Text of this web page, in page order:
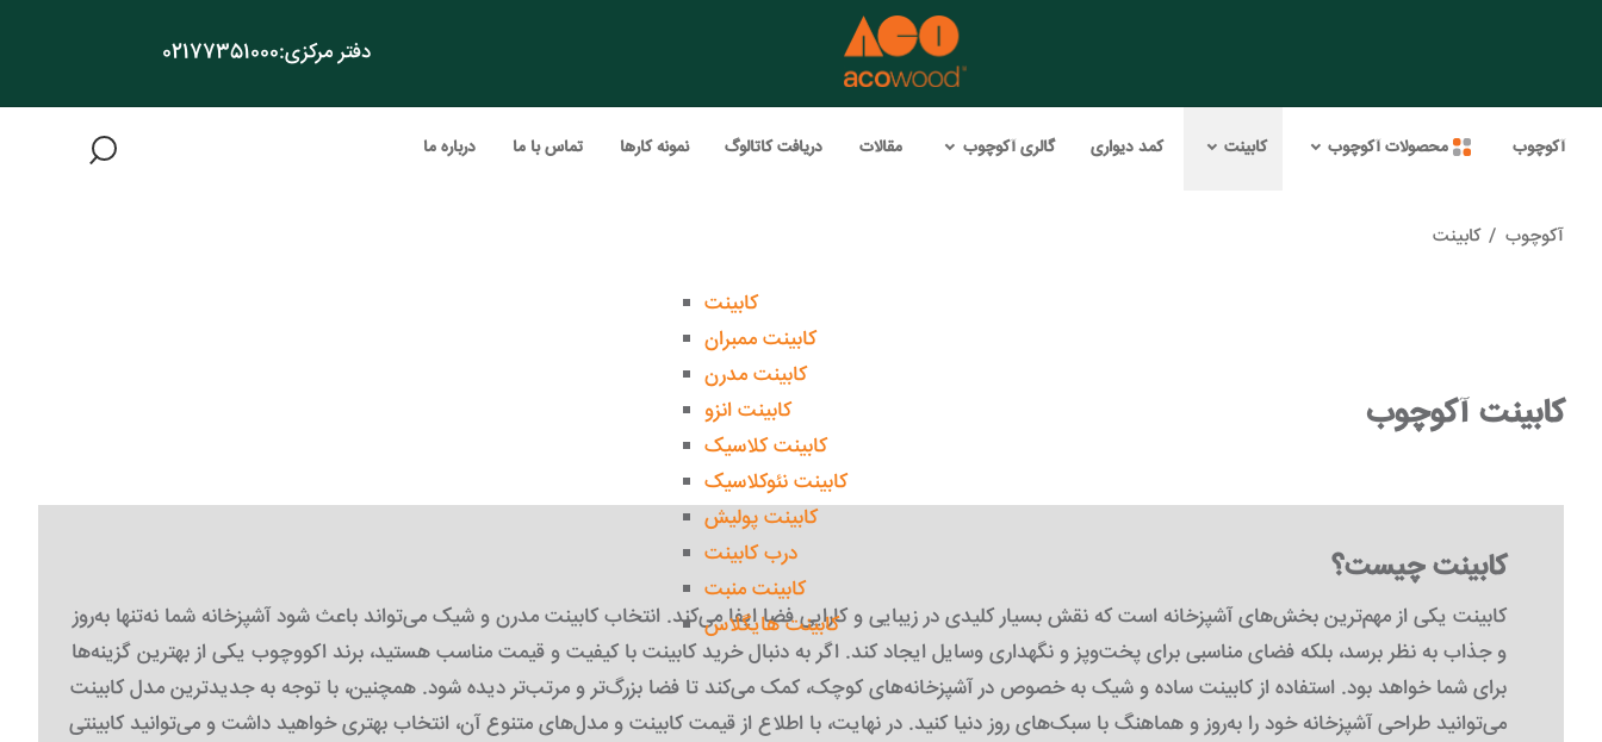
دفتر مرکزی:02177351000
آکوچوب محصولات آکوچوب کابینت کمد دیواری گالری آکوچوب مقالات دریافت کاتالوگ نمونه کارها تماس با ما درباره ما
آکوچوب / کابینت
کابینت
کابینت ممبران
کابینت مدرن
کابینت انزو
کابینت کلاسیک
کابینت نئوکلاسیک
کابینت پولیش
درب کابینت
کابینت منبت
کابینت هایگلاس
کابینت آکوچوب
کابینت چیست؟
کابینت یکی از مهم‌ترین بخش‌های آشپزخانه است که نقش بسیار کلیدی در زیبایی و کارایی فضا ایفا می‌کند. انتخاب کابینت مدرن و شیک می‌تواند باعث شود آشپزخانه شما نه‌تنها به‌روز
و جذاب به نظر برسد، بلکه فضای مناسبی برای پخت‌وپز و نگهداری وسایل ایجاد کند. اگر به دنبال خرید کابینت با کیفیت و قیمت مناسب هستید، برند اکووچوب یکی از بهترین گزینه‌ها
برای شما خواهد بود. استفاده از کابینت ساده و شیک به خصوص در آشپزخانه‌های کوچک، کمک می‌کند تا فضا بزرگ‌تر و مرتب‌تر دیده شود. همچنین، با توجه به جدیدترین مدل کابینت
می‌توانید طراحی آشپزخانه خود را به‌روز و هماهنگ با سبک‌های روز دنیا کنید. در نهایت، با اطلاع از قیمت کابینت و مدل‌های متنوع آن، انتخاب بهتری خواهید داشت و می‌توانید کابینتی